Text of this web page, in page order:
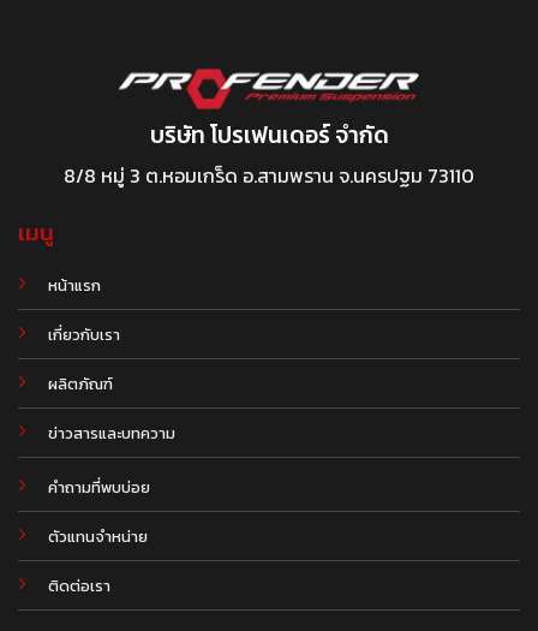
บริษัท โปรเฟนเดอร์ จำกัด
8/8 หมู่ 3 ต.หอมเกร็ด อ.สามพราน จ.นครปฐม 73110
เมนู
หน้าแรก
เกี่ยวกับเรา
ผลิตภัณฑ์
ข่าวสารและบทความ
.
คำถามที่พบบ่อย
ตัวแทนจำหน่าย
ติดต่อเรา